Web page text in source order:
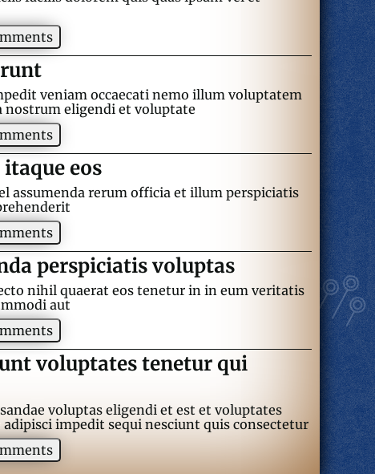
veniam occaecati nemo illum voluptatem
nostrum eligendi et voluptate
eos
assumenda rerum officia et illum perspiciatis
perspiciatis voluptas
nihil quaerat eos tenetur in in eum veritatis
aut
voluptates tenetur qui
voluptas eligendi et est et voluptates
impedit sequi nesciunt quis consectetur